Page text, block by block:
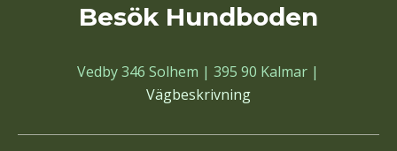
Besök Hundboden
Vedby 346 Solhem | 395 90 Kalmar |
Vägbeskrivning